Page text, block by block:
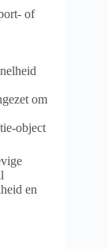
of
om
object
en